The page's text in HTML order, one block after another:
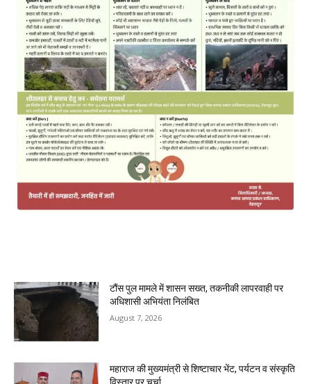
टौंस पुल मामले में शासन सख्त, तकनीकी लापरवाही पर
अधिशासी अभियंता निलंबित
August 7, 2026
महाराज की मुख्यमंत्री से शिष्टाचार भेंट, पर्यटन व संस्कृति
विस्तार पर चर्चा